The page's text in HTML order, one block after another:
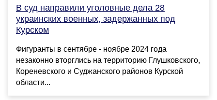
В суд направили уголовные дела 28
украинских военных, задержанных под
Курском
Фигуранты в сентябре - ноябре 2024 года
незаконно вторглись на территорию Глушковского,
Кореневского и Суджанского районов Курской
области...